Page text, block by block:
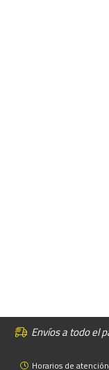
Envíos a todo el
Horarios de